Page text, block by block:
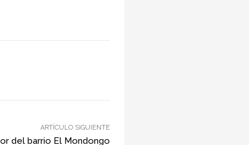
ARTÍCULO SIGUIENTE
del barrio El Mondongo